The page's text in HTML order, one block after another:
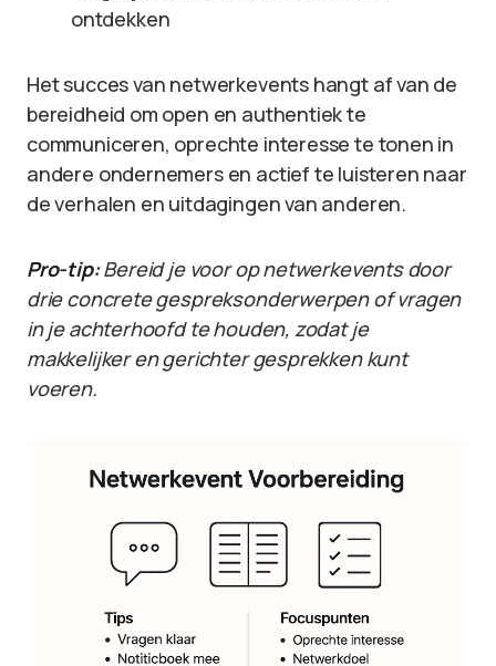
ontdekken
Het succes van netwerkevents hangt af van de
bereidheid om open en authentiek te
communiceren, oprechte interesse te tonen in
andere ondernemers en actief te luisteren naar
de verhalen en uitdagingen van anderen.
Pro-tip:Bereid je voor op netwerkevents door
drie concrete gespreksonderwerpen of vragen
in je achterhoofd te houden, zodat je
makkelijker en gerichter gesprekken kunt
voeren.